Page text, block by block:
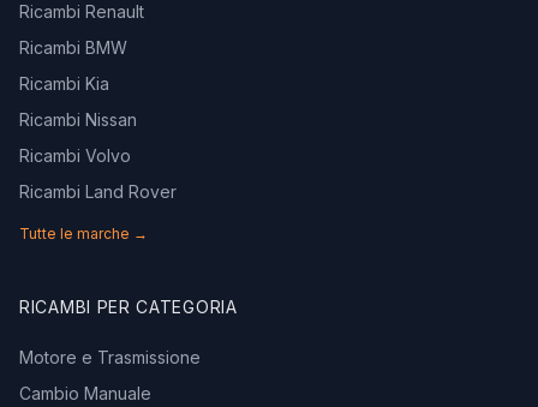
Ricambi Renault
Ricambi BMW
Ricambi Kia
Ricambi Nissan
Ricambi Volvo
Ricambi Land Rover
Tutte le marche →
RICAMBI PER CATEGORIA
Motore e Trasmissione
Cambio Manuale